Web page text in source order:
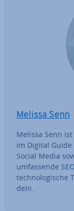
Melissa Senn
Melissa Senn
im Digital Guide
Social Media
um­fas­sen­de
tech­no­lo­gi­sche
deln.